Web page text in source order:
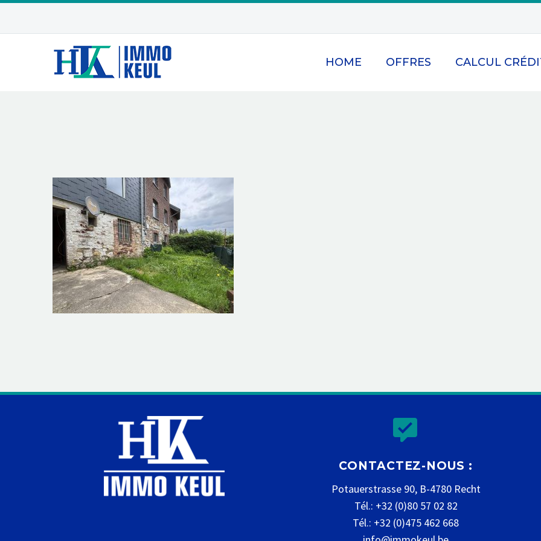
HOME OFFRES CALCUL


CONTACTEZ-NOUS :
Potauerstrasse 90, B-4780 Recht
Tél.: +32 (0)80 57 02 82
Tél.: +32 (0)475 462 668